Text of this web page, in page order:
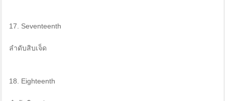
17. Seventeenth
ลำดับสิบเจ็ด
18. Eighteenth